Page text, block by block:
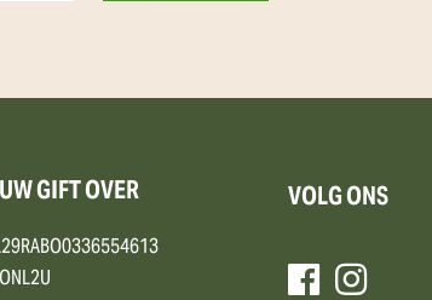
GIFT OVER VOLG ONS